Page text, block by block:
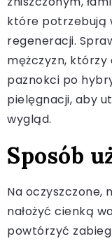
które potrzebują
regeneracji.
mężczyzn,
paznokci po
pielęgnacji, aby
wygląd.
Sposób
Na oczyszczone,
nałożyć cienką
powtórzyć